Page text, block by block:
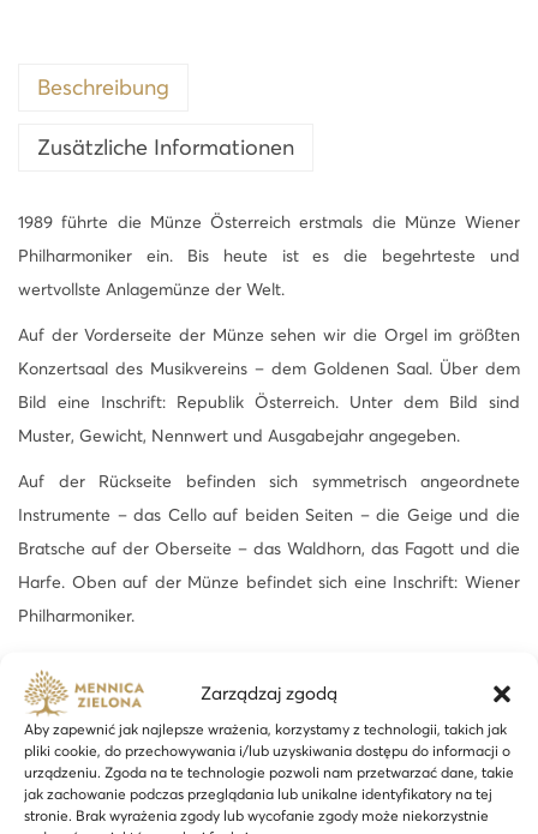
Zarządzaj zgodą
Aby zapewnić jak najlepsze wrażenia, korzystamy z technologii, takich jak
pliki cookie, do przechowywania i/lub uzyskiwania dostępu do informacji o
urządzeniu. Zgoda na te technologie pozwoli nam przetwarzać dane, takie
jak zachowanie podczas przeglądania lub unikalne identyfikatory na tej
stronie. Brak wyrażenia zgody lub wycofanie zgody może niekorzystnie
a
m
n
i
k
2
o
z
G
o
d
m
ü
n
z
Beschreibung
Zusätzliche Informationen
1989 führte die Münze Österreich erstmals die Münze Wiener
Philharmoniker ein. Bis heute ist es die begehrteste und
wertvollste Anlagemünze der Welt.
Auf der Vorderseite der Münze sehen wir die Orgel im größten
Konzertsaal des Musikvereins – dem Goldenen Saal. Über dem
Bild eine Inschrift: Republik Österreich. Unter dem Bild sind
Muster, Gewicht, Nennwert und Ausgabejahr angegeben.
Auf der Rückseite befinden sich symmetrisch angeordnete
Instrumente – das Cello auf beiden Seiten – die Geige und die
Bratsche auf der Oberseite – das Waldhorn, das Fagott und die
Harfe. Oben auf der Münze befindet sich eine Inschrift: Wiener
Philharmoniker.
Ähnliche Produkte